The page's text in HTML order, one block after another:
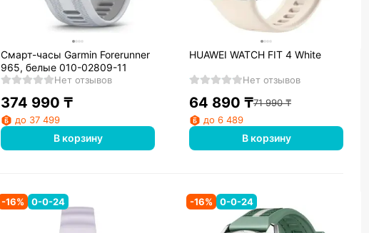
Смарт-часы Garmin Forerunner
965, белые 010-02809-11
Нет отзывов
374 990 ₸
до 37 499
В корзину
HUAWEI WATCH FIT 4 White
Нет отзывов
64 890 ₸71 990₸
до 6 489
В корзину
-16% 0-0-24 -16% 0-0-24